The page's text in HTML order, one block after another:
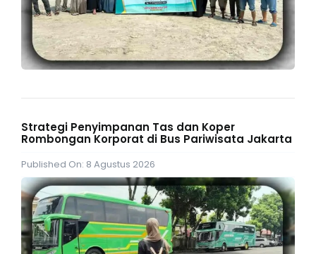
Strategi Penyimpanan Tas dan Koper
Rombongan Korporat di Bus Pariwisata Jakarta
Published On: 8 Agustus 2026